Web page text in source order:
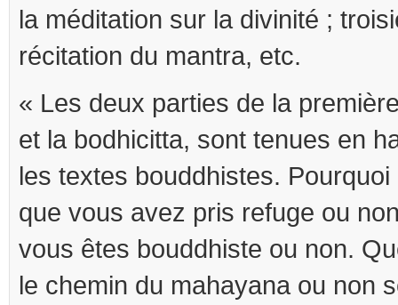
la méditation sur la divinité ;
récitation du mantra, etc.
« Les deux parties de la
et la bodhicitta, sont tenues en
les textes bouddhistes.
que vous avez pris refuge ou
vous êtes bouddhiste ou non.
le chemin du mahayana ou non